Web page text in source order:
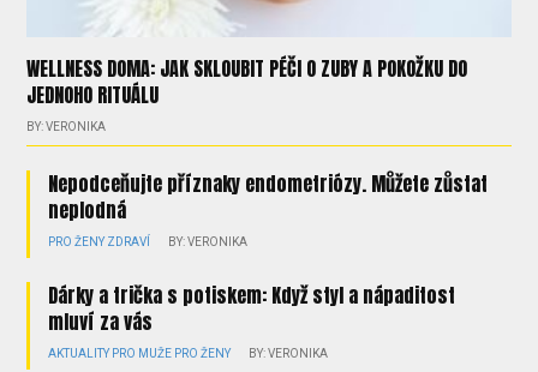
WELLNESS DOMA: JAK SKLOUBIT PÉČI O ZUBY A POKOŽKU DO
JEDNOHO RITUÁLU
BY: VERONIKA
Nepodceňujte příznaky endometriózy. Můžete zůstat
neplodná
PRO ŽENY ZDRAVÍ BY: VERONIKA
Dárky a trička s potiskem: Když styl a nápaditost
mluví za vás
AKTUALITY PRO MUŽE PRO ŽENY BY: VERONIKA